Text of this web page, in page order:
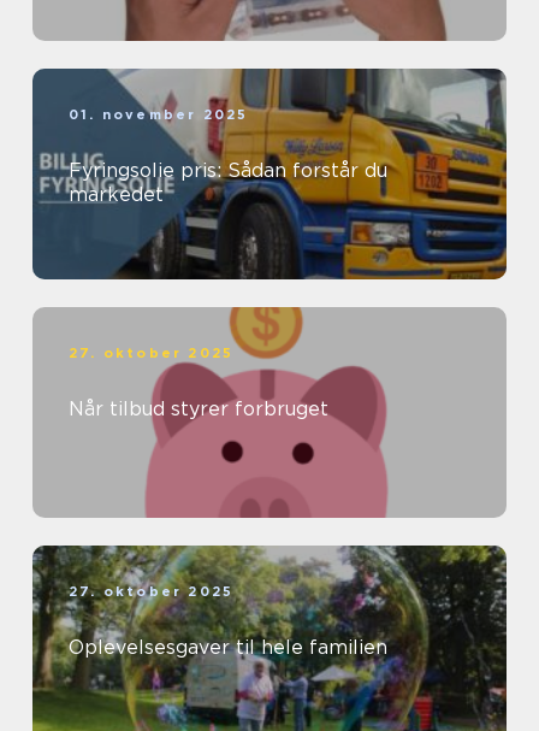
01. november 2025
Fyringsolie pris: Sådan forstår du
markedet
27. oktober 2025
Når tilbud styrer forbruget
27. oktober 2025
Oplevelsesgaver til hele familien